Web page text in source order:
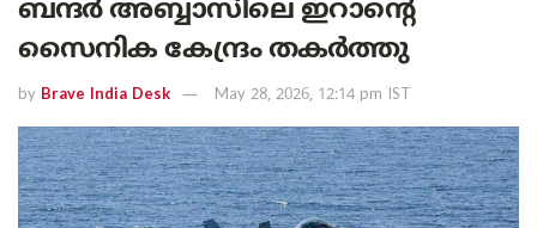
ബന്ദർ അബ്ബാസിലെ ഇറാന്റെ
സൈനിക കേന്ദ്രം തകർത്തു
by Brave India Desk May 28, 2026, 12:14 pm IST